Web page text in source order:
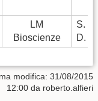
LM
Bioscienze
S.
D.
modifica: 31/08/2015
12:00 da roberto.alfieri